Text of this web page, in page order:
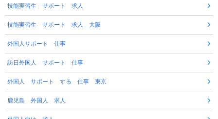
技能実習生 サポート 求人
技能実習生 サポート 求人 大阪
外国人サポート 仕事
訪日外国人 サポート 仕事
外国人 サポート する 仕事 東京
鹿児島 外国人 求人